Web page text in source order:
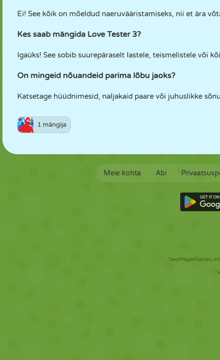
Ei! See kõik on mõeldud naeruvääristamiseks, nii et ära
Kes saab mängida Love Tester 3?
Igaüks! See sobib suurepäraselt lastele, teismelistele või
On mingeid nõuandeid parima lõbu jaoks?
Katsetage hüüdnimesid, naljakaid paare või juhuslikke
1 mängija
Meie kohta Abi